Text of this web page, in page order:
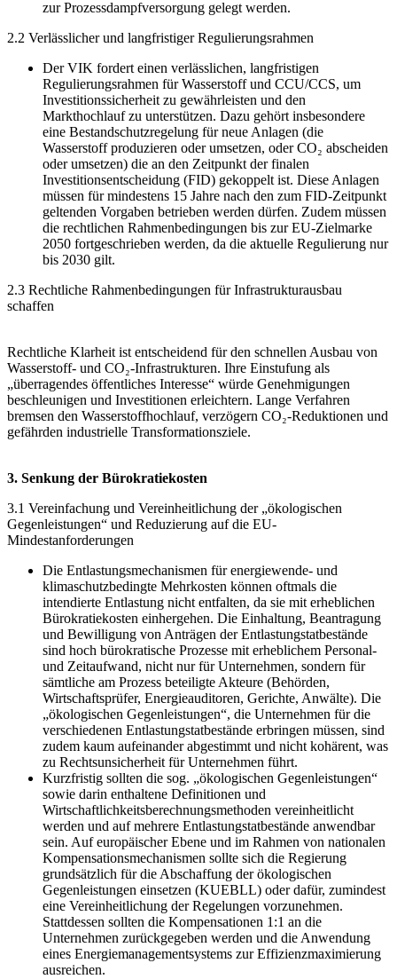
zur Prozessdampfversorgung gelegt werden.
2.2 Verlässlicher und langfristiger Regulierungsrahmen
Der VIK fordert einen verlässlichen, langfristigen
Regulierungsrahmen für Wasserstoff und CCU/CCS, um
Investitionssicherheit zu gewährleisten und den
Markthochlauf zu unterstützen. Dazu gehört insbesondere
eine Bestandschutzregelung für neue Anlagen (die
Wasserstoff produzieren oder umsetzen, oder CO₂ abscheiden
oder umsetzen) die an den Zeitpunkt der finalen
Investitionsentscheidung (FID) gekoppelt ist. Diese Anlagen
müssen für mindestens 15 Jahre nach den zum FID-Zeitpunkt
geltenden Vorgaben betrieben werden dürfen. Zudem müssen
die rechtlichen Rahmenbedingungen bis zur EU-Zielmarke
2050 fortgeschrieben werden, da die aktuelle Regulierung nur
bis 2030 gilt.
2.3 Rechtliche Rahmenbedingungen für Infrastrukturausbau
schaffen
Rechtliche Klarheit ist entscheidend für den schnellen Ausbau von
Wasserstoff- und CO₂-Infrastrukturen. Ihre Einstufung als
„überragendes öffentliches Interesse“ würde Genehmigungen
beschleunigen und Investitionen erleichtern. Lange Verfahren
bremsen den Wasserstoffhochlauf, verzögern CO₂-Reduktionen und
gefährden industrielle Transformationsziele.
3. Senkung der Bürokratiekosten
3.1 Vereinfachung und Vereinheitlichung der „ökologischen
Gegenleistungen“ und Reduzierung auf die EU-
Mindestanforderungen
Die Entlastungsmechanismen für energiewende- und
klimaschutzbedingte Mehrkosten können oftmals die
intendierte Entlastung nicht entfalten, da sie mit erheblichen
Bürokratiekosten einhergehen. Die Einhaltung, Beantragung
und Bewilligung von Anträgen der Entlastungstatbestände
sind hoch bürokratische Prozesse mit erheblichem Personal-
und Zeitaufwand, nicht nur für Unternehmen, sondern für
sämtliche am Prozess beteiligte Akteure (Behörden,
Wirtschaftsprüfer, Energieauditoren, Gerichte, Anwälte). Die
„ökologischen Gegenleistungen“, die Unternehmen für die
verschiedenen Entlastungstatbestände erbringen müssen, sind
zudem kaum aufeinander abgestimmt und nicht kohärent, was
zu Rechtsunsicherheit für Unternehmen führt.
Kurzfristig sollten die sog. „ökologischen Gegenleistungen“
sowie darin enthaltene Definitionen und
Wirtschaftlichkeitsberechnungsmethoden vereinheitlicht
werden und auf mehrere Entlastungstatbestände anwendbar
sein. Auf europäischer Ebene und im Rahmen von nationalen
Kompensationsmechanismen sollte sich die Regierung
grundsätzlich für die Abschaffung der ökologischen
Gegenleistungen einsetzen (KUEBLL) oder dafür, zumindest
eine Vereinheitlichung der Regelungen vorzunehmen.
Stattdessen sollten die Kompensationen 1:1 an die
Unternehmen zurückgegeben werden und die Anwendung
eines Energiemanagementsystems zur Effizienzmaximierung
ausreichen.